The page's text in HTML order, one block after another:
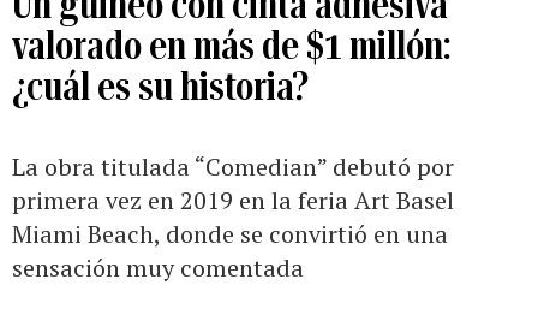
valorado en más de $1 millón:
¿cuál es su historia?
La obra titulada “Comedian” debutó por
primera vez en 2019 en la feria Art Basel
Miami Beach, donde se convirtió en una
sensación muy comentada